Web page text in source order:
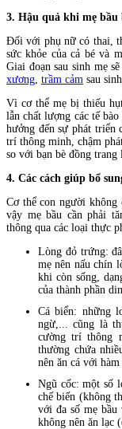
3. Hậu quả khi mẹ
Đối với phụ nữ có thai,
sức khỏe của cả bé và
Giai đoạn sau sinh mẹ
xương trầm cảm sau
Vì cơ thể mẹ bị thiếu
lẫn chất lượng các tế
hưởng đến sự phát triển
trí thông minh, chậm
so với bạn bè đồng trang
4. Các cách giúp bổ
Cơ thể con người
vậy mẹ bầu cần phải
thông qua các loại thực
Lòng đỏ trứng:
mẹ nên nấu chín
khi còn sống,
của thành phần
Cá biển: những
ngừ,... cũng là
cường trí thông
thường chứa
nên ăn cá với
Ngũ cốc: một số
chế biến (không
với đa số mẹ
không nên ăn lạc